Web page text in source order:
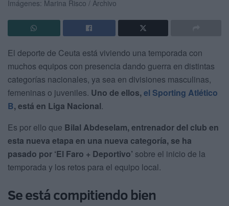
Imágenes: Marina Risco / Archivo
El deporte de Ceuta está viviendo una temporada con
muchos equipos con presencia dando guerra en distintas
categorías nacionales, ya sea en divisiones masculinas,
femeninas o juveniles. Uno de ellos, el Sporting Atlético
B, está en Liga Nacional.
Es por ello que Bilal Abdeselam, entrenador del club en
esta nueva etapa en una nueva categoría, se ha
pasado por ‘El Faro + Deportivo’ sobre el inicio de la
temporada y los retos para el equipo local.
Se está compitiendo bien